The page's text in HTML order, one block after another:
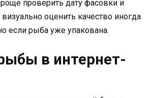
проверить дату фасовки и
визуально оценить качество иногда
если рыба уже упакована.
в интернет-